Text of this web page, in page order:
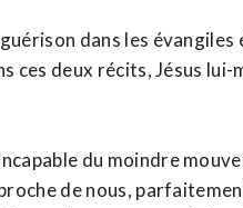
dans les
ces deux récits, Jésus
du moindre
de nous,